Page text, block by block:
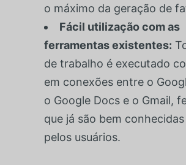
o máximo da geração de
Fácil utilização com as
ferramentas existentes:
de trabalho é executado
em conexões entre o
o Google Docs e o Gmail,
que já são bem
pelos usuários.